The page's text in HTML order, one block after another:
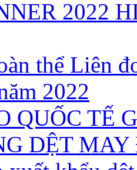
2022
thể Liên
2022
QUỐC TẾ
DỆT